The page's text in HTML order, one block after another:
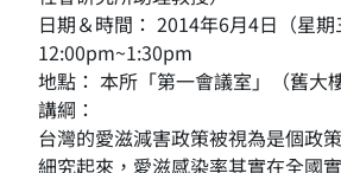
日期＆時間： 2014年6月4日（星期
12:00pm~1:30pm
地點： 本所「第一會議室」（舊大
講綱：
台灣的愛滋減害政策被視為是個政
細究起來，愛滋感染率其實在全國